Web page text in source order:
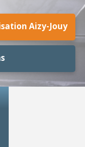
Aizy-Jouy